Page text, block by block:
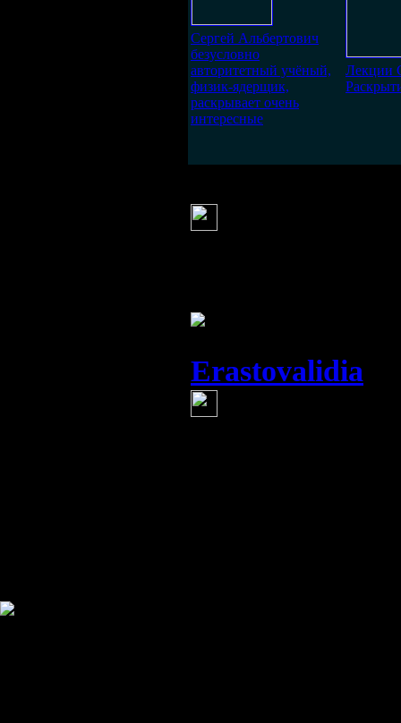
Сергей Альбертович
безусловно
авторитетный учёный,
физик-ядерщик,
раскрывает очень
интересные
Лекции
Erastovalidia